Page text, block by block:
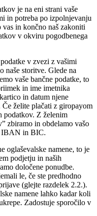
je na eni strani vaše
in potreba po izpolnjevanju
in končno naš zakoniti
v okviru pogodbenega
v zvezi z vašimi
naše storitve. Glede na
vaše bančne podatke, to
in ime imetnika
in datum njene
želite plačati z giropayom
podatkov. Z želenim
zbiramo in obdelamo vašo
IBAN in BIC.
oglaševalske namene, to je
podjetju in naših
določene ponudbe.
le, če ste predhodno
(glejte razdelek 2.2.).
namene lahko kadar koli
Zadostuje sporočilo v